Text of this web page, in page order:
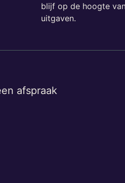
blijf op de hoogte
uitgaven.
afspraak